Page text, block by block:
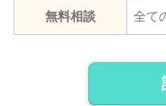
無料相談 全て